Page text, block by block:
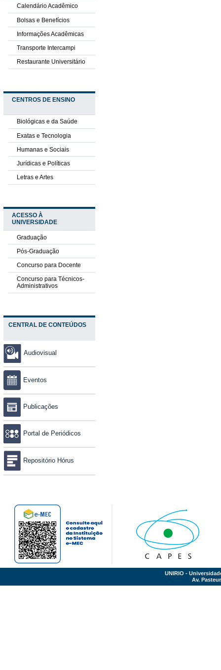
Calendário Acadêmico
Bolsas e Benefícios
Informações Acadêmicas
Transporte Intercampi
Restaurante Universitário
CENTROS DE ENSINO
Biológicas e da Saúde
Exatas e Tecnologia
Humanas e Sociais
Jurídicas e Políticas
Letras e Artes
ACESSO À
UNIVERSIDADE
Graduação
Pós-Graduação
Concurso para Docente
Concurso para Técnicos-
Administrativos
CENTRAL DE CONTEÚDOS
Audiovisual
Eventos
Publicações
Portal de Periódicos
Repositório Hórus
UNIRIO -
Av.